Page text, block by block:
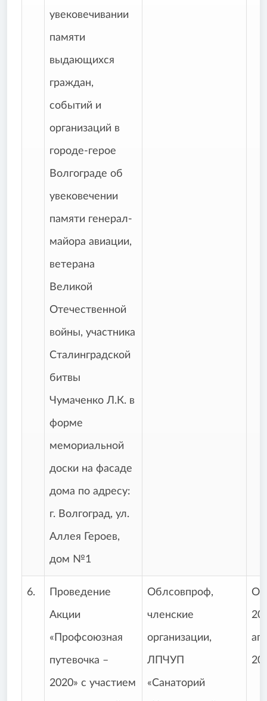
увековечивании
памяти
выдающихся
граждан,
событий и
организаций в
городе-герое
Волгограде об
увековечении
памяти генерал-
майора авиации,
ветерана
Великой
Отечественной
войны, участника
Сталинградской
битвы
Чумаченко Л.К. в
форме
мемориальной
доски на фасаде
дома по адресу:
г. Волгоград, ул.
Аллея Героев,
дом №1
6. Проведение
Акции
«Профсоюзная
путевочка –
2020» с участием
Облсовпроф,
членские
организации,
ЛПЧУП
«Санаторий